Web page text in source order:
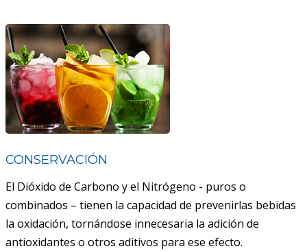
CONSERVACIÓN
El Dióxido de Carbono y el Nitrógeno - puros o
combinados – tienen la capacidad de prevenirlas bebidas
la oxidación, tornándose innecesaria la adición de
antioxidantes o otros aditivos para ese efecto.